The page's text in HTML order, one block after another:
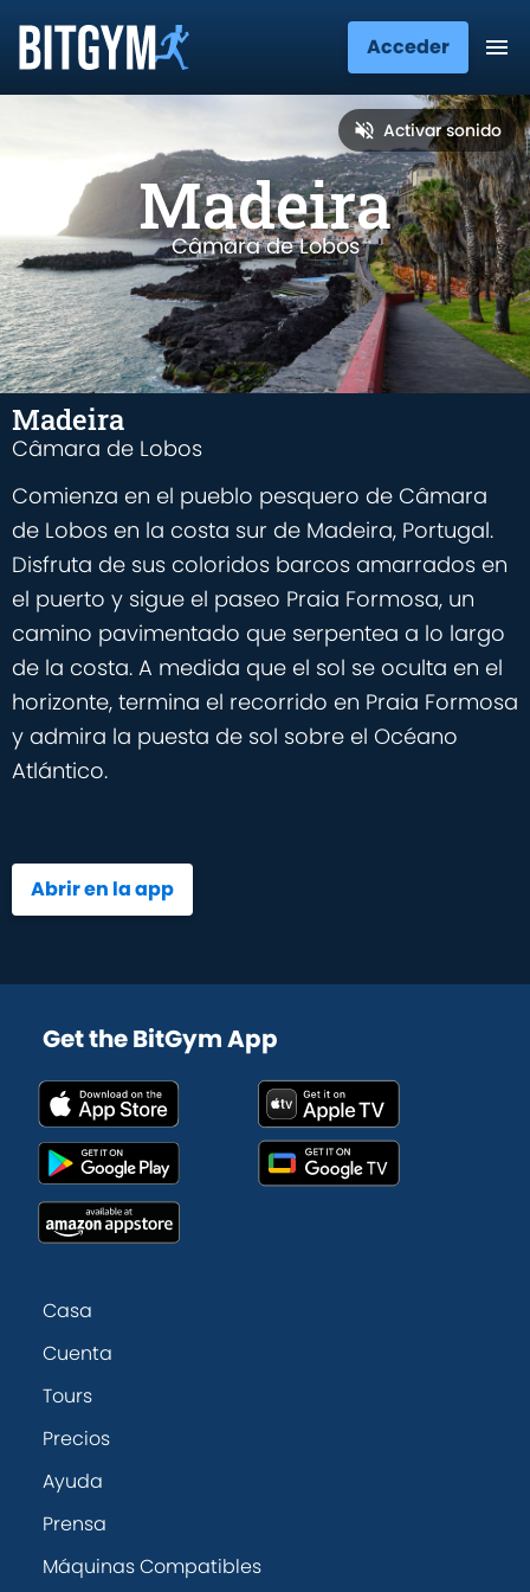
Acceder
Activar sonido
Madeira
Câmara de Lobos
Madeira
Câmara de Lobos
Comienza en el pueblo pesquero de Câmara
de Lobos en la costa sur de Madeira, Portugal.
Disfruta de sus coloridos barcos amarrados en
el puerto y sigue el paseo Praia Formosa, un
camino pavimentado que serpentea a lo largo
de la costa. A medida que el sol se oculta en el
horizonte, termina el recorrido en Praia Formosa
y admira la puesta de sol sobre el Océano
Atlántico.
Abrir en la app
Get the BitGym App
Casa
Cuenta
Tours
Precios
Ayuda
Prensa
Máquinas Compatibles